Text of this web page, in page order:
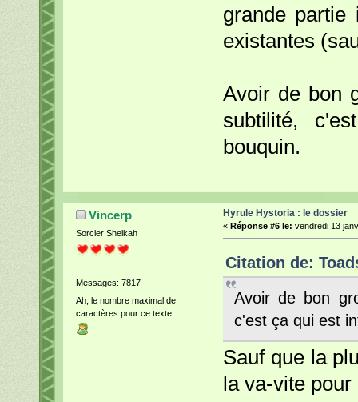
grande partie
existantes
Avoir de bon
subtilité,
bouquin.
Vincerp
Sorcier Sheikah
Messages: 7817
Ah, le nombre maximal de
caractères pour ce texte
Hyrule Hystoria : le dossier
« Réponse #6 le: vendredi 13
Citation de:
Avoir de bon
c'est ça qui est
Sauf que la
la va-vite